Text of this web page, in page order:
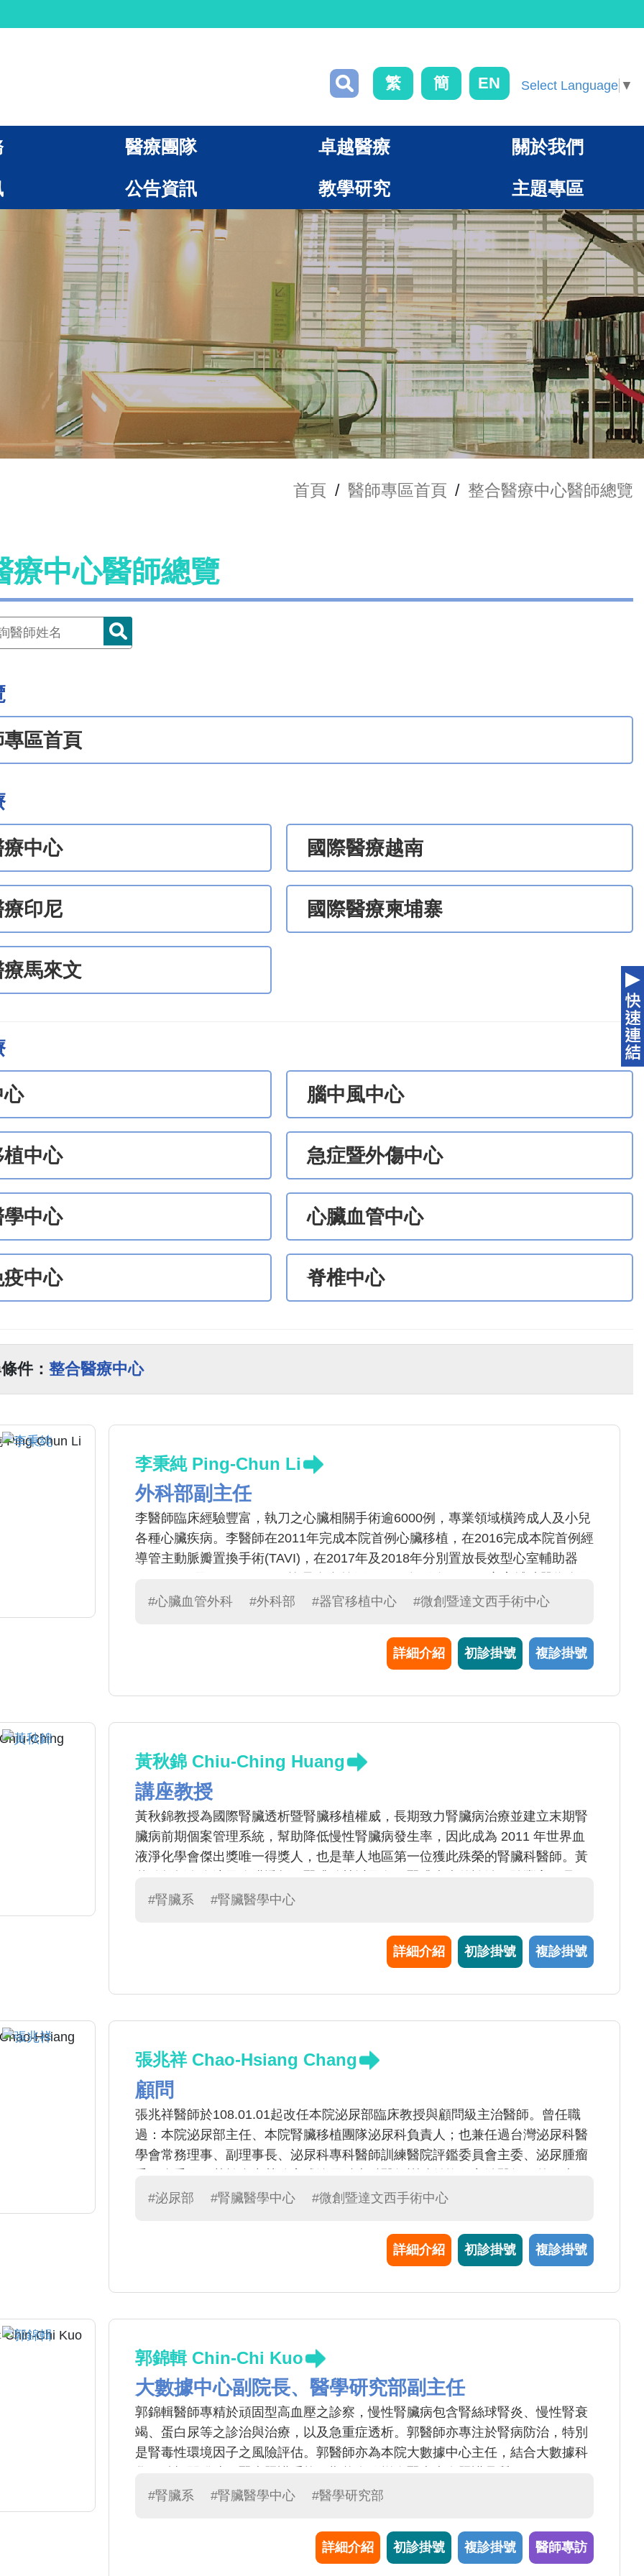
繁 簡 EN Select Language ▼
醫療團隊 卓越醫療 關於我們
公告資訊 教學研究 主題專區
首頁 / 醫師專區首頁 / 整合醫療中心醫師總覽
療中心醫師總覽
區首頁
中心 國際醫療越南
印尼 國際醫療柬埔寨
馬來文
腦中風中心
中心 急症暨外傷中心
中心 心臟血管中心
中心 脊椎中心
件： 整合醫療中心
李秉純 Ping-Chun Li
外科部副主任
李醫師臨床經驗豐富，執刀之心臟相關手術逾6000例，專業領域橫跨成人及小兒
各種心臟疾病。李醫師在2011年完成本院首例心臟移植，在2016完成本院首例經
導管主動脈瓣置換手術(TAVI)，在2017年及2018年分別置放長效型心室輔助器
第二例。在現今日新月異的醫療環境，李醫師不斷追求創新及進步，期望造福更
血管轉位、單心室循環等等。李醫師認為，唯有正確的醫療決策、謹慎細膩的手
術技術及用心的臨床照護，才能給病人最好的術後生活品質，李醫師也是秉持著
#心臟血管外科 #外科部 #器官移植中心 #微創暨達文西手術中心
詳細介紹 初診掛號 複診掛號
黃秋錦 Chiu-Ching Huang
講座教授
黃秋錦教授為國際腎臟透析暨腎臟移植權威，長期致力腎臟病治療並建立末期腎
臟病前期個案管理系統，幫助降低慢性腎臟病發生率，因此成為 2011 年世界血
液淨化學會傑出獎唯一得獎人，也是華人地區第一位獲此殊榮的腎臟科醫師。黃
際知名的腎臟專家。黃教授帶領之腎臟醫學中心，改善了無數末期腎臟病患者的
安全監控系統，期待能為台灣末期腎病病人提供頂級血液透析治療。
#腎臟系 #腎臟醫學中心
詳細介紹 初診掛號 複診掛號
張兆祥 Chao-Hsiang Chang
顧問
張兆祥醫師於108.01.01起改任本院泌尿部臨床教授與顧問級主治醫師。曾任職
過：本院泌尿部主任、本院腎臟移植團隊泌尿科負責人；也兼任過台灣泌尿科醫
學會常務理事、副理事長、泌尿科專科醫師訓練醫院評鑑委員會主委、泌尿腫瘤
仁愛醫院泌尿科主任，之後被延攬回母校附醫服務。
#泌尿部 #腎臟醫學中心 #微創暨達文西手術中心
詳細介紹 初診掛號 複診掛號
郭錦輯 Chin-Chi Kuo
大數據中心副院長、醫學研究部副主任
郭錦輯醫師專精於頑固型高血壓之診察，慢性腎臟病包含腎絲球腎炎、慢性腎衰
竭、蛋白尿等之診治與治療，以及急重症透析。郭醫師亦專注於腎病防治，特別
是腎毒性環境因子之風險評估。郭醫師亦為本院大數據中心主任，結合大數據科
#腎臟系
#腎臟醫學中心 #醫學研究部
詳細介紹 初診掛號 複診掛號 醫師專訪